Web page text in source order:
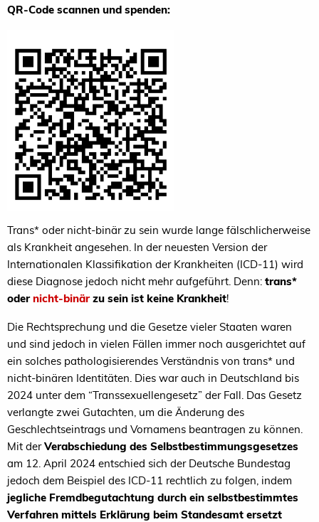
QR-Code scannen und spenden:
Trans* oder nicht-binär zu sein wurde lange fälschlicherweise
als Krankheit angesehen. In der neuesten Version der
Internationalen Klassifikation der Krankheiten (ICD-11) wird
diese Diagnose jedoch nicht mehr aufgeführt. Denn: trans*
odernicht-binärzu sein ist keine Krankheit!
Die Rechtsprechung und die Gesetze vieler Staaten waren
und sind jedoch in vielen Fällen immer noch ausgerichtet auf
ein solches pathologisierendes Verständnis von trans* und
nicht-binären Identitäten. Dies war auch in Deutschland bis
2024 unter dem “Transsexuellengesetz” der Fall. Das Gesetz
verlangte zwei Gutachten, um die Änderung des
Geschlechtseintrags und Vornamens beantragen zu können.
Mit derVerabschiedung des Selbstbestimmungsgesetzes
am 12. April 2024 entschied sich der Deutsche Bundestag
jedoch dem Beispiel des ICD-11 rechtlich zu folgen, indem
jegliche Fremdbegutachtung durch ein selbstbestimmtes
Verfahren mittels Erklärung beim Standesamt ersetzt